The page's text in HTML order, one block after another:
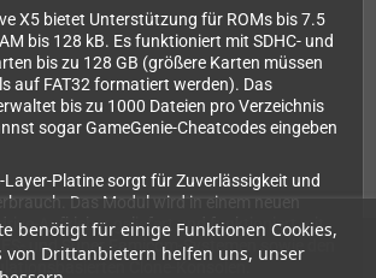
benötigt für einige Funktionen Cookies,
von Drittanbietern helfen uns, unser
X5 bietet Unterstützung für ROMs bis 7.5
bis 128 kB. Es funktioniert mit SDHC- und
bis zu 128 GB (größere Karten müssen
auf FAT32 formatiert werden). Das
bis zu 1000 Dateien pro Verzeichnis
sogar GameGenie-Cheatcodes eingeben
Layer-Platine sorgt für Zuverlässigkeit und
Das Modul wird in einem neuen
Aufkleber geliefert und funktioniert mit
und Super Famicom-Systemen sowie den
Clone-Konsolen.